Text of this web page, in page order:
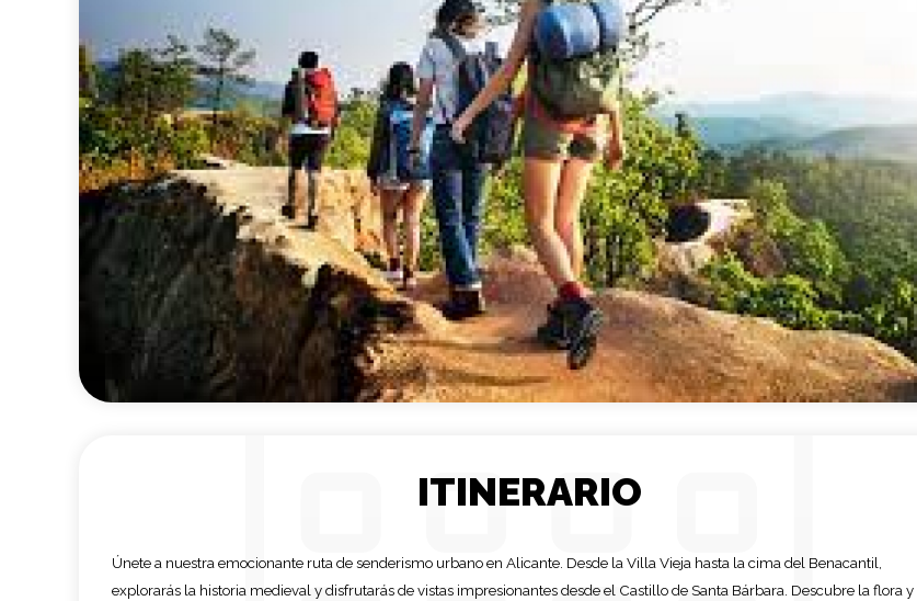
ITINERARIO
Únete a nuestra emocionante ruta de senderismo urbano en Alicante. Desde la Villa Vieja hasta la cima del Benacantil,
explorarás la historia medieval y disfrutarás de vistas impresionantes desde el Castillo de Santa Bárbara. Descubre la flora y